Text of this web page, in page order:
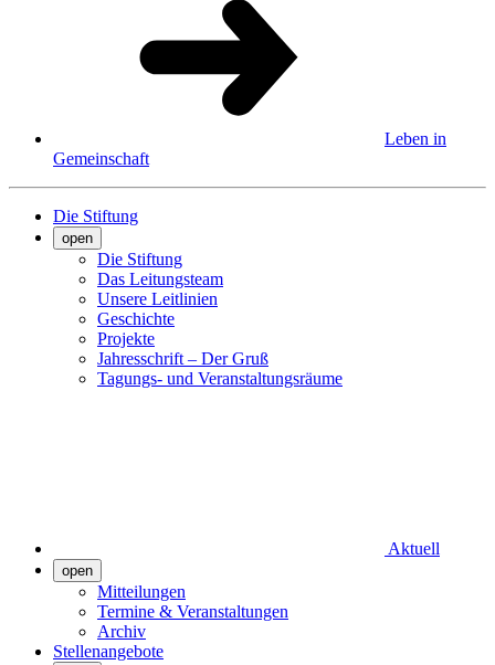
Leben in
Gemeinschaft
Die Stiftung
open
Die Stiftung
Das Leitungsteam
Unsere Leitlinien
Geschichte
Projekte
Jahresschrift – Der Gruß
Tagungs- und Veranstaltungsräume
Aktuell
open
Mitteilungen
Termine & Veranstaltungen
Archiv
Stellenangebote